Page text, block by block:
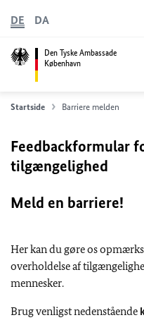
Den Tyske Ambassade
København
DE DA
Startside Barriere melden
Feedbackformular
tilgængelighed
Meld en barriere!
Her kan du gøre os
overholdelse af
mennesker.
Brug venligst nedenstående